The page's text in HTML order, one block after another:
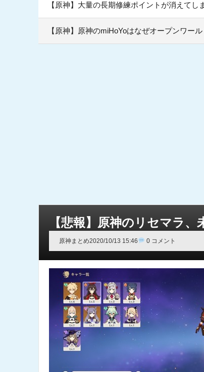
【原神】大量の長期修練ポイントが消えて
【原神】原神のmiHoYoはなぜオープンワー
【悲報】原神のリセマラ
原神まとめ2020/10/13 15:46 0 コメント